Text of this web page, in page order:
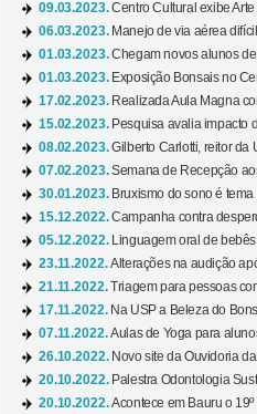
09.03.2023.Centro Cultural exibe
06.03.2023. Manejo de via aérea
01.03.2023.Chegam novos alunos
01.03.2023. Exposição Bonsais no
17.02.2023. Realizada Aula Magna
15.02.2023. Pesquisa avalia impacto
08.02.2023.Gilberto Carlotti, reitor da
07.02.2023.Semana de Recepção
30.01.2023. Bruxismo do sono é
15.12.2022.Campanha contra
05.12.2022.
Linguagem oral de
23.11.2022.Alterações na audição
21.11.2022.Triagem para pessoas
17.11.2022. Na USP a Beleza do
07.11.2022.Aulas de Yoga para
26.10.2022. Novo site da Ouvidoria
20.10.2022. Palestra Odontologia
20.10.2022.Acontece em Bauru o 19º